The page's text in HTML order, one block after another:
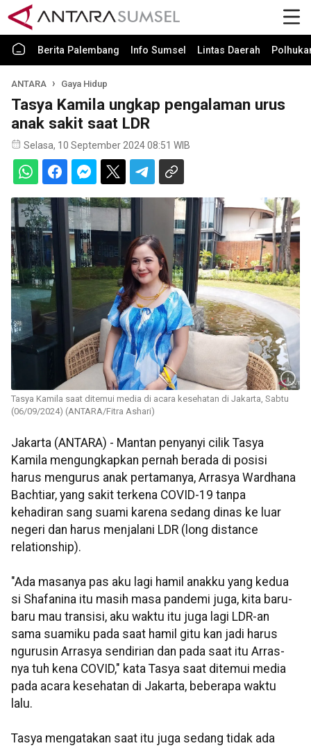
Berita Palembang Info Sumsel Lintas Daerah
ANTARA Gaya Hidup
Tasya Kamila ungkap pengalaman urus
anak sakit saat LDR
Selasa, 10 September 2024 08:51 WIB
Tasya Kamila saat ditemui media di acara kesehatan di Jakarta, Sabtu
(06/09/2024) (ANTARA/Fitra Ashari)
Jakarta (ANTARA) - Mantan penyanyi cilik Tasya
Kamila mengungkapkan pernah berada di posisi
harus mengurus anak pertamanya, Arrasya Wardhana
Bachtiar, yang sakit terkena COVID-19 tanpa
kehadiran sang suami karena sedang dinas ke luar
negeri dan harus menjalani LDR (long distance
relationship).
"Ada masanya pas aku lagi hamil anakku yang kedua
si Shafanina itu masih masa pandemi juga, kita baru-
baru mau transisi, aku waktu itu juga lagi LDR-an
sama suamiku pada saat hamil gitu kan jadi harus
ngurusin Arrasya sendirian dan pada saat itu Arras-
nya tuh kena COVID," kata Tasya saat ditemui media
pada acara kesehatan di Jakarta, beberapa waktu
lalu.
Tasya mengatakan saat itu juga sedang tidak ada